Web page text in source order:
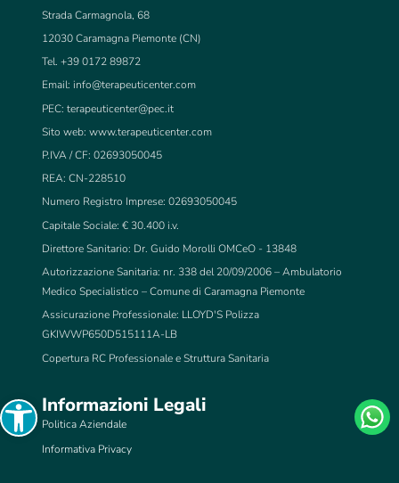
Strada Carmagnola, 68
12030 Caramagna Piemonte (CN)
Tel. +39 0172 89872
Email: info@terapeuticenter.com
PEC:terapeuticenter@pec.it
Sito web: www.terapeuticenter.com
P.IVA / CF: 02693050045
REA: CN-228510
Numero Registro Imprese: 02693050045
Capitale Sociale: € 30.400 i.v.
Direttore Sanitario: Dr. Guido Morolli OMCeO - 13848
Autorizzazione Sanitaria: nr. 338 del 20/09/2006 – Ambulatorio
Medico Specialistico – Comune di Caramagna Piemonte
Assicurazione Professionale: LLOYD'S Polizza
GKIWWP650D515111A-LB
Copertura RC Professionale e Struttura Sanitaria
Informazioni Legali
Politica Aziendale
Informativa Privacy
Open toolbar